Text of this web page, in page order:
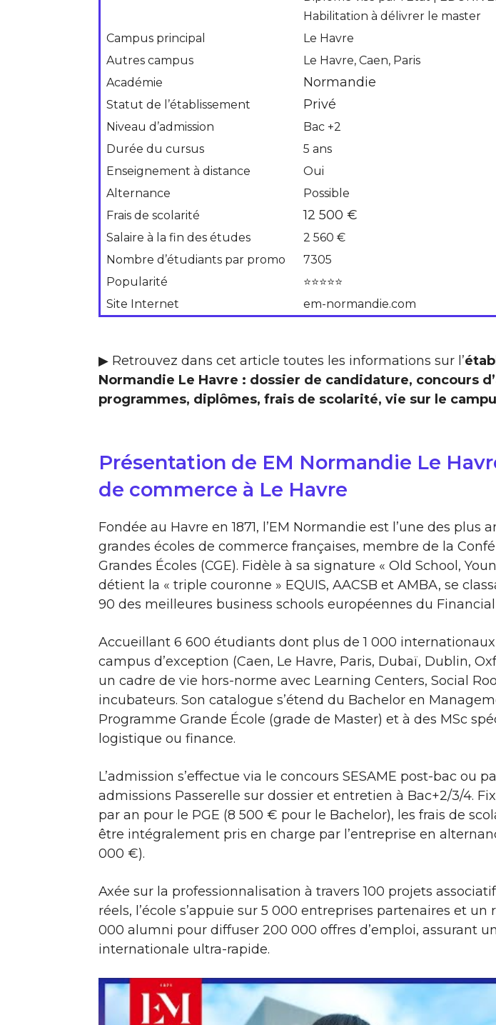
Habilitation à délivrer le master
Campus principal
Le Havre
Autres campus
Le Havre, Caen, Paris
Académie
Normandie
Statut de l’établissement Privé
Niveau d’admission
Bac +2
Durée du cursus
5 ans
Enseignement à distance
Oui
Alternance
Possible
Frais de scolarité
12 500 €
Salaire à la fin des études
2 560 €
Nombre d’étudiants par promo
7305
Popularité
⭐⭐⭐⭐⭐
Site Internet
em-normandie.com
▶ Retrouvez dans cet article toutes les informations sur l’
Normandie Le Havre : dossier de candidature, concours
programmes, diplômes, frais de scolarité, vie sur le
Présentation de EM Normandie Le
de commerce à Le Havre
Fondée au Havre en 1871, l’EM Normandie est l’une des plus
grandes écoles de commerce françaises, membre de la
Grandes Écoles (CGE). Fidèle à sa signature « Old School,
détient la « triple couronne » EQUIS, AACSB et AMBA, se
90 des meilleures business schools européennes du
Accueillant 6 600 étudiants dont plus de 1 000 internationaux
campus d’exception (Caen, Le Havre, Paris, Dubaï, Dublin,
un cadre de vie hors-norme avec Learning Centers, Social
incubateurs. Son catalogue s’étend du Bachelor en
Programme Grande École (grade de Master) et à des MSc
logistique ou finance.
L’admission s’effectue via le concours SESAME post-bac ou
admissions Passerelle sur dossier et entretien à Bac+2/3/4.
par an pour le PGE (8 500 € pour le Bachelor), les frais de
être intégralement pris en charge par l’entreprise en
000 €).
Axée sur la professionnalisation à travers 100 projets
réels, l’école s’appuie sur 5 000 entreprises partenaires et un
000 alumni pour diffuser 200 000 offres d’emploi, assurant
internationale ultra-rapide.